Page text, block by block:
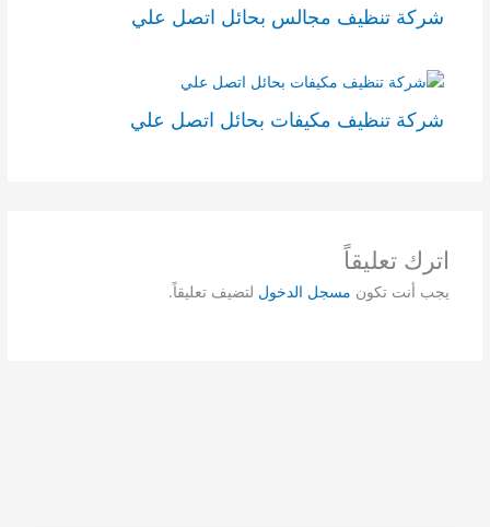
شركة تنظيف مجالس بحائل اتصل علي
شركة تنظيف مكيفات بحائل اتصل علي
اترك تعليقاً
يجب أنت تكون مسجل الدخول لتضيف تعليقاً.